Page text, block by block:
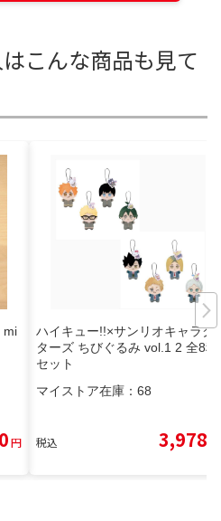
こんな商品も見て
mi
円
ハイキュー!!×サンリオキャラク
ターズ ちびぐるみ vol.1 2 全8種
セット
マイストア在庫： 68
税込 3,978